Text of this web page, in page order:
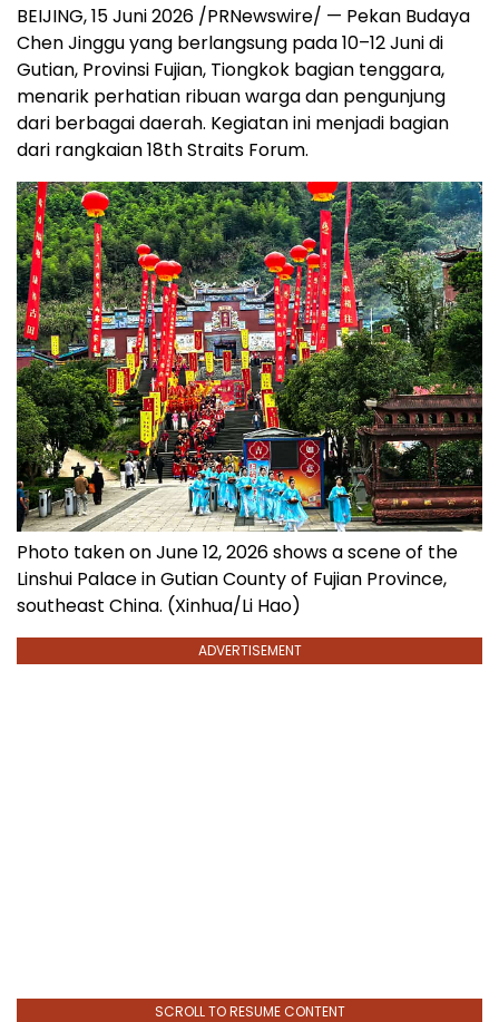
BEIJING, 15 Juni 2026 /PRNewswire/ — Pekan Budaya
Chen Jinggu yang berlangsung pada 10–12 Juni di
Gutian, Provinsi Fujian, Tiongkok bagian tenggara,
menarik perhatian ribuan warga dan pengunjung
dari berbagai daerah. Kegiatan ini menjadi bagian
dari rangkaian 18th Straits Forum.
Photo taken on June 12, 2026 shows a scene of the
Linshui Palace in Gutian County of Fujian Province,
southeast China. (Xinhua/Li Hao)
ADVERTISEMENT
SCROLL TO RESUME CONTENT